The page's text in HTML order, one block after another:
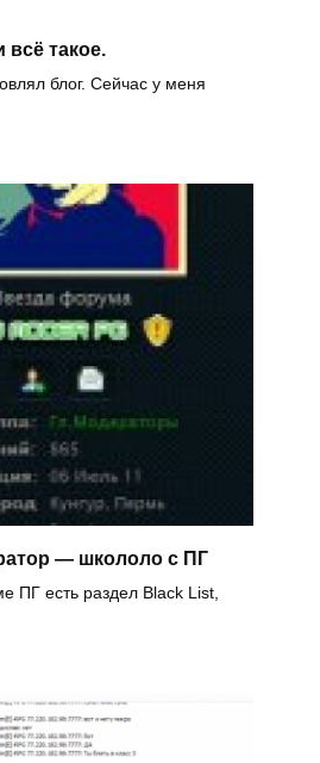
такое.
блог. Сейчас у меня
— школоло с ПГ
ПГ есть раздел Black List,